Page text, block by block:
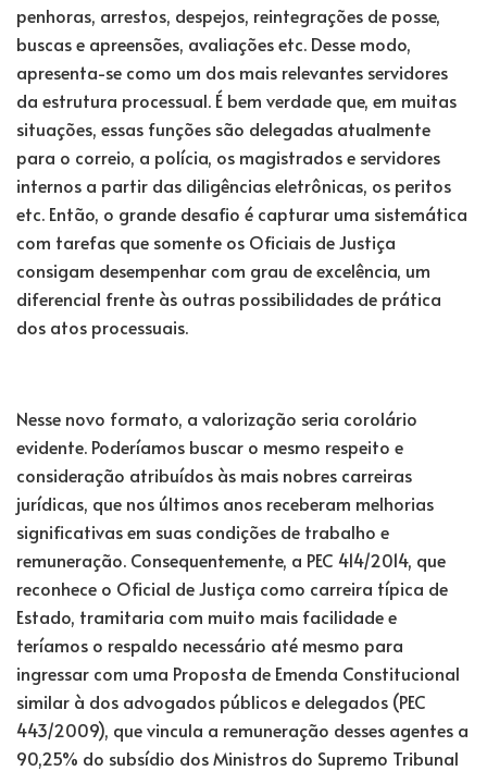
penhoras, arrestos, despejos, reintegrações de posse,
buscas e apreensões, avaliações etc. Desse modo,
apresenta-se como um dos mais relevantes servidores
da estrutura processual. É bem verdade que, em muitas
situações, essas funções são delegadas atualmente
para o correio, a polícia, os magistrados e servidores
internos a partir das diligências eletrônicas, os peritos
etc. Então, o grande desafio é capturar uma sistemática
com tarefas que somente os Oficiais de Justiça
consigam desempenhar com grau de excelência, um
diferencial frente às outras possibilidades de prática
dos atos processuais.
Nesse novo formato, a valorização seria corolário
evidente. Poderíamos buscar o mesmo respeito e
consideração atribuídos às mais nobres carreiras
jurídicas, que nos últimos anos receberam melhorias
significativas em suas condições de trabalho e
remuneração. Consequentemente, a PEC 414/2014, que
reconhece o Oficial de Justiça como carreira típica de
Estado, tramitaria com muito mais facilidade e
teríamos o respaldo necessário até mesmo para
ingressar com uma Proposta de Emenda Constitucional
similar à dos advogados públicos e delegados (PEC
443/2009), que vincula a remuneração desses agentes a
90,25% do subsídio dos Ministros do Supremo Tribunal